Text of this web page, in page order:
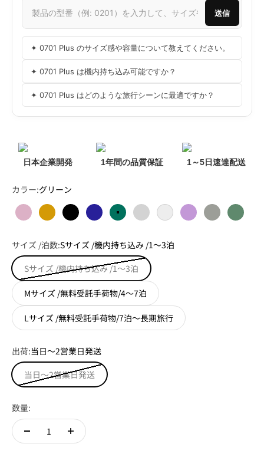
送信
✦ 0701 Plus のサイズ感や容量について教えてください。
✦ 0701 Plus は機内持ち込み可能ですか？
✦ 0701 Plus はどのような旅行シーンに最適ですか？
日本企業開発 1年間の品質保証 1～5日速達配送
カラー:グリーン
ローズゴールド
シャンパンゴールド
ブラックブルーグリーンシルバーホワイトパープルオートミール
ミッド
サイズ /泊数:Sサイズ /機内持ち込み /1～3泊
Sサイズ /機内持ち込み /1～3泊
Mサイズ /無料受託手荷物/4～7泊
Lサイズ /無料受託手荷物/7泊～長期旅行
出荷:当日～2営業日発送
当日～2営業日発送
数量: